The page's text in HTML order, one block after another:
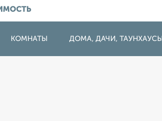
КОМНАТЫ ДОМА, ДАЧИ, ТАУНХАУСЫ